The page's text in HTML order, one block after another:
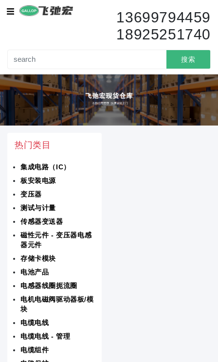
13699794459
18925251740
搜索
集成电路（IC）
变压器
电路保护
电容器
电阻器
分立半导体产品
隔离器
电池产品
电感器线圈扼流圈
RF/IF射频/中频和 RFID
存储卡模块
晶体振荡器谐振器
音频产品
线路保护配电备用
热门类目
集成电路（IC）
板安装电源
变压器
测试与计量
传感器变送器
磁性元件 - 变压器电感
器元件
存储卡模块
电池产品
电感器线圈扼流圈
电机电磁阀驱动器板/模
块
电缆电线
电缆电线 - 管理
电缆组件